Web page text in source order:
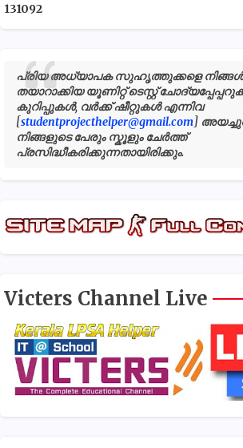
131092
പ്രിയ അധ്യാപക സുഹൃത്തുക്കളെ നിങ്ങൾ
തയാറാക്കിയ യൂണിറ്റ് ടെസ്റ്റ്
കുറിപ്പുകൾ, വർക്ക് ഷീറ്റുകൾ എന്നിവ
[studentprojecthelper@gmail.com]
നിങ്ങളുടെ പേരും സ്കൂളും ചേർത്ത്
പ്രസിദ്ധീകരിക്കുന്നതായിരിക്കും.
Victers Channel Live